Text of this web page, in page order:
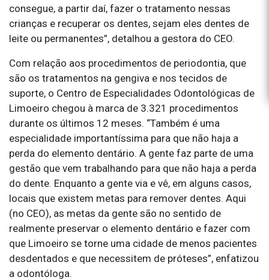
consegue, a partir daí, fazer o tratamento nessas
crianças e recuperar os dentes, sejam eles dentes de
leite ou permanentes”, detalhou a gestora do CEO.
Com relação aos procedimentos de periodontia, que
são os tratamentos na gengiva e nos tecidos de
suporte, o Centro de Especialidades Odontológicas de
Limoeiro chegou à marca de 3.321 procedimentos
durante os últimos 12 meses. “Também é uma
especialidade importantíssima para que não haja a
perda do elemento dentário. A gente faz parte de uma
gestão que vem trabalhando para que não haja a perda
do dente. Enquanto a gente via e vê, em alguns casos,
locais que existem metas para remover dentes. Aqui
(no CEO), as metas da gente são no sentido de
realmente preservar o elemento dentário e fazer com
que Limoeiro se torne uma cidade de menos pacientes
desdentados e que necessitem de próteses”, enfatizou
a odontóloga.